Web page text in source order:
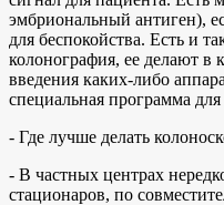
эмбриональный антиген),
для беспокойства. Есть и
колонография, ее делают в
введения каких-либо
специальная программа
- Где лучше делать
- В частных центрах
стационаров, по